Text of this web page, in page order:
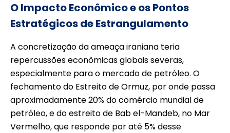
O Impacto Econômico e os Pontos
Estratégicos de Estrangulamento
A concretização da ameaça iraniana teria
repercussões econômicas globais severas,
especialmente para o mercado de petróleo. O
fechamento do Estreito de Ormuz, por onde passa
aproximadamente 20% do comércio mundial de
petróleo, e do estreito de Bab el-Mandeb, no Mar
Vermelho, que responde por até 5% desse